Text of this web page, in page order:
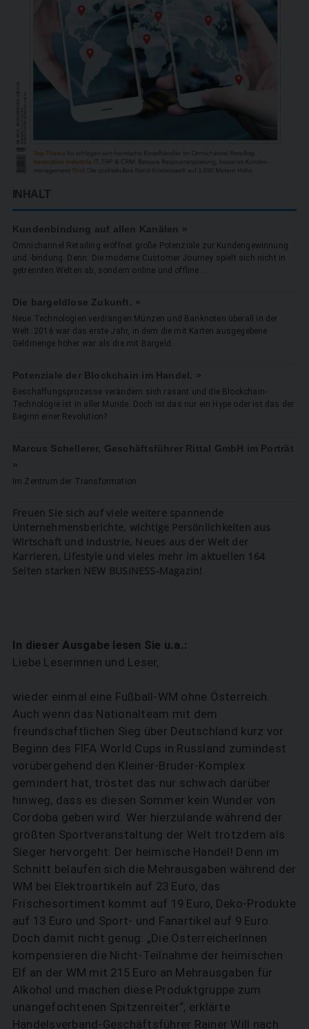
INHALT
Kundenbindung auf allen Kanälen »
Omnichannel Retailing eröffnet große Potenziale zur Kundengewinnung
und -bindung. Denn: Die moderne Customer Journey spielt sich nicht in
getrennten Welten ab, sondern online und offline ...
Die bargeldlose Zukunft. »
Neue Technologien verdrängen Münzen und Banknoten überall in der
Welt. 2016 war das erste Jahr, in dem die mit Karten ausgegebene
Geldmenge höher war als die mit Bargeld.
Potenziale der Blockchain im Handel. »
Beschaffungsprozesse verändern sich rasant und die Blockchain-
Technologie ist in aller Munde. Doch ist das nur ein Hype oder ist das der
Beginn einer Revolution?
Marcus Schellerer, Geschäftsführer Rittal GmbH im Porträt
»
Im Zentrum der Transformation.
Freuen Sie sich auf viele weitere spannende
Unternehmensberichte, wichtige Persönlichkeiten aus
Wirtschaft und Industrie, Neues aus der Welt der
Karrieren, Lifestyle und vieles mehr im aktuellen 164
Seiten starken NEW BUSINESS-Magazin!
In dieser Ausgabe lesen Sie u.a.:
Liebe Leserinnen und Leser,
wieder einmal eine Fußball-WM ohne Österreich.
Auch wenn das Nationalteam mit dem
freundschaftlichen Sieg über Deutschland kurz vor
Beginn des FIFA World Cups in Russland zumindest
vorübergehend den Kleiner-Bruder-Komplex
gemindert hat, tröstet das nur schwach darüber
hinweg, dass es diesen Sommer kein Wunder von
Cordoba geben wird. Wer hierzulande während der
größten Sportveranstaltung der Welt trotzdem als
Sieger hervorgeht: Der heimische Handel! Denn im
Schnitt belaufen sich die Mehrausgaben während der
WM bei Elektroartikeln auf 23 Euro, das
Frischesortiment kommt auf 19 Euro, Deko-Produkte
auf 13 Euro und Sport- und Fanartikel auf 9 Euro.
Doch damit nicht genug: „Die ÖsterreicherInnen
kompensieren die Nicht-Teilnahme der heimischen
Elf an der WM mit 215 Euro an Mehrausgaben für
Alkohol und machen diese Produktgruppe zum
unangefochtenen Spitzenreiter“, erklärte
Handelsverband-Geschäftsführer Rainer Will nach